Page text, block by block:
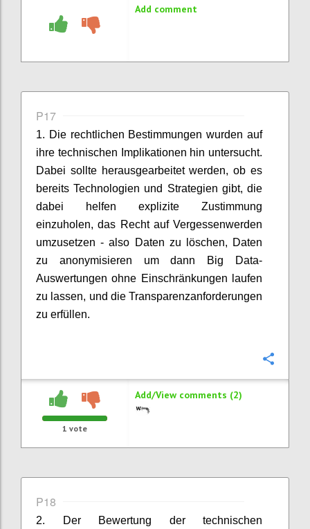
Add comment
P17
1. Die rechtlichen Bestimmungen wurden auf
ihre technischen Implikationen hin untersucht.
Dabei sollte herausgearbeitet werden, ob es
bereits Technologien und Strategien gibt, die
dabei helfen explizite Zustimmung
einzuholen, das Recht auf Vergessenwerden
umzusetzen - also Daten zu löschen, Daten
zu anonymisieren um dann Big Data-
Auswertungen ohne Einschränkungen laufen
zu lassen, und die Transparenzanforderungen
zu erfüllen.
1 vote
Add/View comments (2)
P18
2. Der Bewertung der technischen